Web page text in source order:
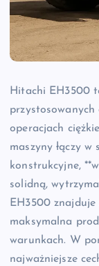
Hitachi EH3500
operacjach
maszyny łączy
konstrukcyjne,
solidną,
EH3500
maksymalna
warunkach. W
najważniejsze